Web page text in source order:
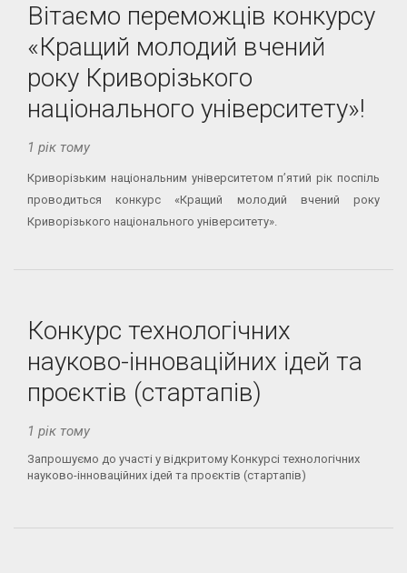
Вітаємо переможців конкурсу
«Кращий молодий вчений
року Криворізького
національного університету»!
1 рік тому
Криворізьким національним університетом п’ятий рік поспіль
проводиться конкурс «Кращий молодий вчений року
Криворізького національного університету».
Конкурс технологічних
науково-інноваційних ідей та
проєктів (стартапів)
1 рік тому
Запрошуємо до участі у відкритому Конкурсі технологічних
науково-інноваційних ідей та проєктів (стартапів)